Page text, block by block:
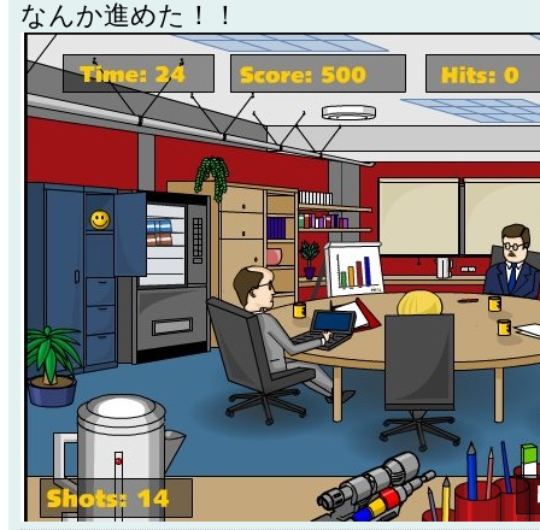
なんか進めた！！